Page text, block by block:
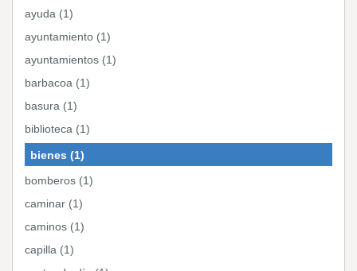
ayuda (1)
ayuntamiento (1)
ayuntamientos (1)
barbacoa (1)
basura (1)
biblioteca (1)
bienes (1)
bomberos (1)
caminar (1)
caminos (1)
capilla (1)